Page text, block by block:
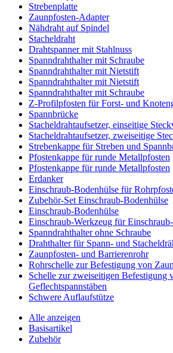
Strebenplatte
Zaunpfosten-Adapter
Nähdraht auf Spindel
Stacheldraht
Drahtspanner mit Stahlnuss
Spanndrahthalter mit Schraube
Spanndrahthalter mit Nietstift
Spanndrahthalter mit Nietstift
Spanndrahthalter mit Schraube
Z-Profilpfosten für Forst- und
Spannbrücke
Stacheldrahtaufsetzer, einseitige
Stacheldrahtaufsetzer, zweiseitige
Strebenkappe für Streben und
Pfostenkappe für runde Metallpfosten
Pfostenkappe für runde Metallpfosten
Erdanker
Einschraub-Bodenhülse für
Zubehör-Set Einschraub-Bodenhülse
Einschraub-Bodenhülse
Einschraub-Werkzeug für
Spanndrahthalter ohne Schraube
Drahthalter für Spann- und
Zaunpfosten- und Barrierenrohr
Rohrschelle zur Befestigung von
Schelle zur zweiseitigen Befestigung
Geflechtspannstäben
Schwere Auflaufstütze
Alle anzeigen
Basisartikel
Zubehör